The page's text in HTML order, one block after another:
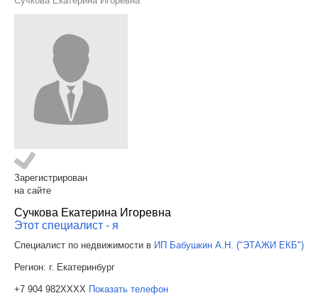
Зарегистрирован
на сайте
Сучкова Екатерина Игоревна
Этот специалист - я
Специалист по недвижимости в ИП Бабушкин А.Н. ("ЭТАЖИ ЕКБ")
Регион: г. Екатеринбург
+7 904 982XXXX Показать телефон